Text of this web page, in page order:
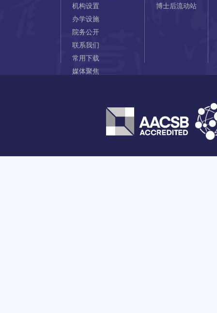
机构设置
办学设施
院务公开
联系我们
常用下载
媒体聚焦
博士后流动站